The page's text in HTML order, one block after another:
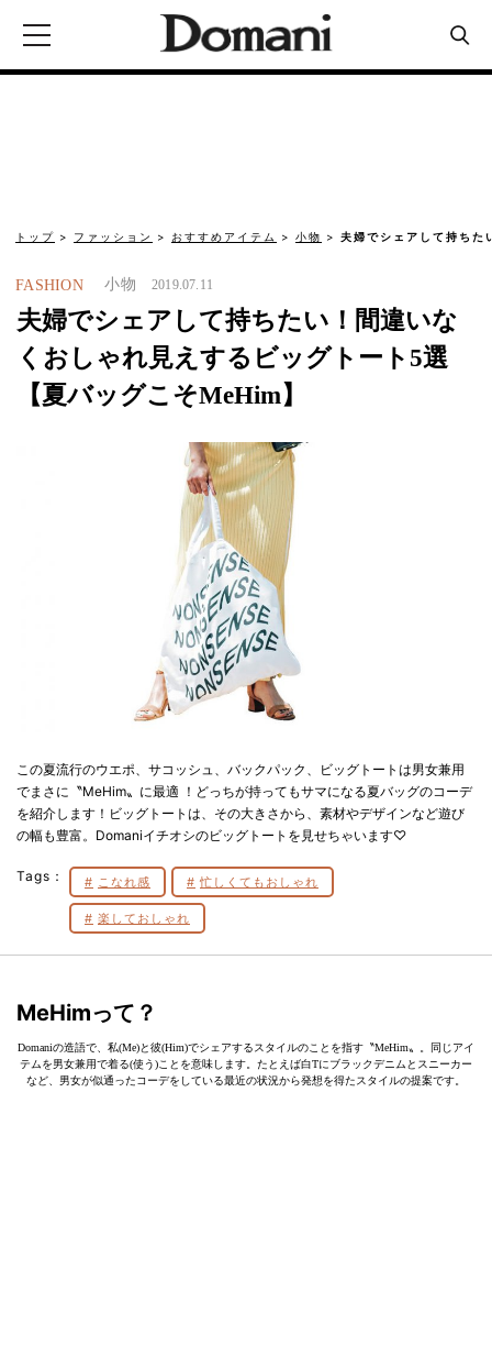
トップ ファッション おすすめアイテム 小物 夫婦でシェアして持ちた
FASHION 小物 2019.07.11
夫婦でシェアして持ちたい！間違いな
くおしゃれ見えするビッグトート5選
【夏バッグこそMeHim】
この夏流行のウエポ、サコッシュ、バックパック、ビッグトートは男女兼用
でまさに〝MeHim〟に最適 ！どっちが持ってもサマになる夏バッグのコーデ
を紹介します！ビッグトートは、その大きさから、素材やデザインなど遊び
の幅も豊富。Domaniイチオシのビッグトートを見せちゃいます♡
Tags： こなれ感 忙しくてもおしゃれ
楽しておしゃれ
MeHimって？
Domaniの造語で、私(Me)と彼(Him)でシェアするスタイルのことを指す〝MeHim〟。同じアイ
テムを男女兼用で着る(使う)ことを意味します。たとえば白Tにブラックデニムとスニーカー
など、男女が似通ったコーデをしている最近の状況から発想を得たスタイルの提案です。